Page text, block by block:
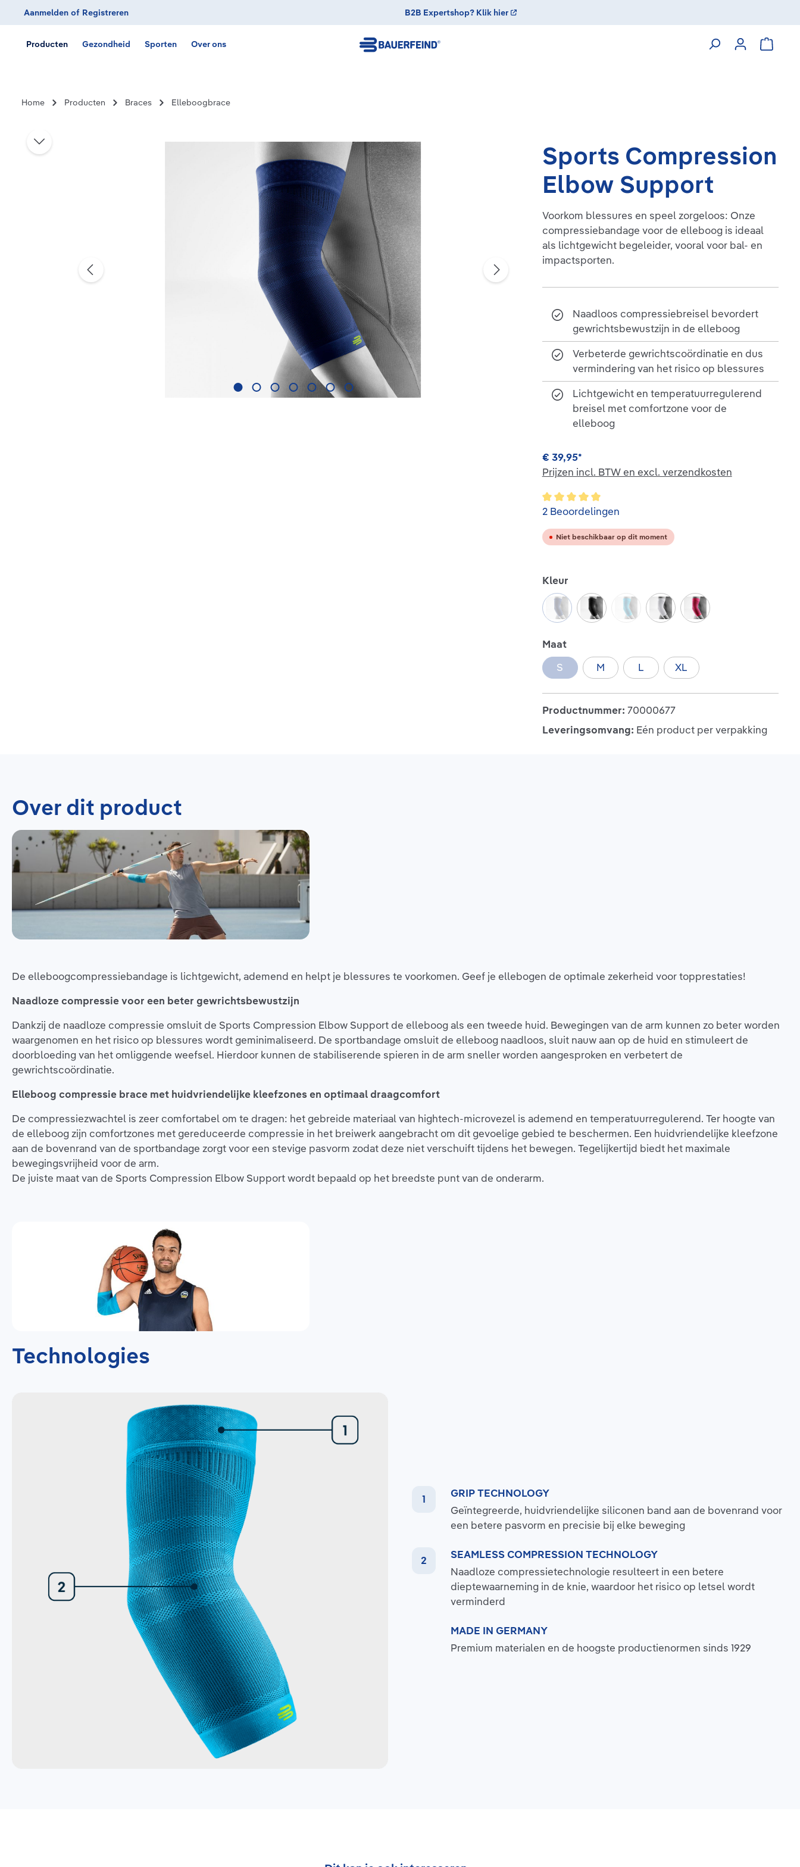
Ga naar de hoofdnavigatie
Aanmelden of Registreren B2B Expertshop? Klik hier
Producten Gezondheid Sporten Over ons
Home Producten Braces Elleboogbrace
Afbeeldingengalerij overslaan
Sports Compression
Elbow Support
Voorkom blessures en speel zorgeloos: Onze
compressiebandage voor de elleboog is ideaal
als lichtgewicht begeleider, vooral voor bal- en
impactsporten.
Naadloos compressiebreisel bevordert
gewrichtsbewustzijn in de elleboog
Verbeterde gewrichtscoördinatie en dus
vermindering van het risico op blessures
Lichtgewicht en temperatuurregulerend
breisel met comfortzone voor de
elleboog
€ 39,95*
Prijzen incl. BTW en excl. verzendkosten
Gemiddelde waardering van 5 van 5 sterren
2 Beoordelingen
Niet beschikbaar op dit moment
Selecteer
Kleur
navy
(Deze optie is momenteel niet beschikbaar.)
black rivera
(Deze optie is momenteel niet
white pink
Selecteer
Maat
S(Deze optie is momenteel niet beschikbaar.)
M L XL
Productnummer: 70000677
Leveringsomvang: Eén product per verpakking
Over dit product
De elleboogcompressiebandage is lichtgewicht, ademend en helpt je blessures te voorkomen. Geef je ellebogen de optimale zekerheid voor topprestaties!
Naadloze compressie voor een beter gewrichtsbewustzijn
Dankzij de naadloze compressie omsluit de Sports Compression Elbow Support de elleboog als een tweede huid. Bewegingen van de arm kunnen zo beter worden
waargenomen en het risico op blessures wordt geminimaliseerd. De sportbandage omsluit de elleboog naadloos, sluit nauw aan op de huid en stimuleert de
doorbloeding van het omliggende weefsel. Hierdoor kunnen de stabiliserende spieren in de arm sneller worden aangesproken en verbetert de
gewrichtscoördinatie.
Elleboog compressie brace met huidvriendelijke kleefzones en optimaal draagcomfort
De compressiezwachtel is zeer comfortabel om te dragen: het gebreide materiaal van hightech-microvezel is ademend en temperatuurregulerend. Ter hoogte van
de elleboog zijn comfortzones met gereduceerde compressie in het breiwerk aangebracht om dit gevoelige gebied te beschermen. Een huidvriendelijke kleefzone
aan de bovenrand van de sportbandage zorgt voor een stevige pasvorm zodat deze niet verschuift tijdens het bewegen. Tegelijkertijd biedt het maximale
bewegingsvrijheid voor de arm.
De juiste maat van de Sports Compression Elbow Support wordt bepaald op het breedste punt van de onderarm.
Technologies
GRIP TECHNOLOGY
Geïntegreerde, huidvriendelijke siliconen band aan de bovenrand voor
een betere pasvorm en precisie bij elke beweging
SEAMLESS COMPRESSION TECHNOLOGY
Naadloze compressietechnologie resulteert in een betere
dieptewaarneming in de knie, waardoor het risico op letsel wordt
verminderd
MADE IN GERMANY
Premium materialen en de hoogste productienormen sinds 1929